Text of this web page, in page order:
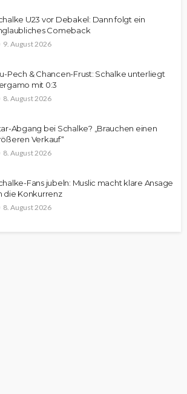
U23 vor Debakel: Dann folgt ein
Comeback
9. August 2026
Pech & Chancen-Frust: Schalke unterliegt
mit 0:3
8. August 2026
Abgang bei Schalke? „Brauchen einen
Verkauf“
8. August 2026
Fans jubeln: Muslic macht klare Ansage
die Konkurrenz
8. August 2026